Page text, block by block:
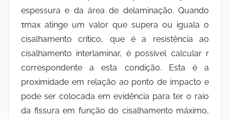
espessura e da área de delaminação. Quando
τmax atinge um valor que supera ou iguala o
cisalhamento crítico, que é a resistência ao
cisalhamento interlaminar, é possível calcular r
correspondente a esta condição. Esta é a
proximidade em relação ao ponto de impacto e
pode ser colocada em evidência para ter o raio
da fissura em função do cisalhamento máximo,